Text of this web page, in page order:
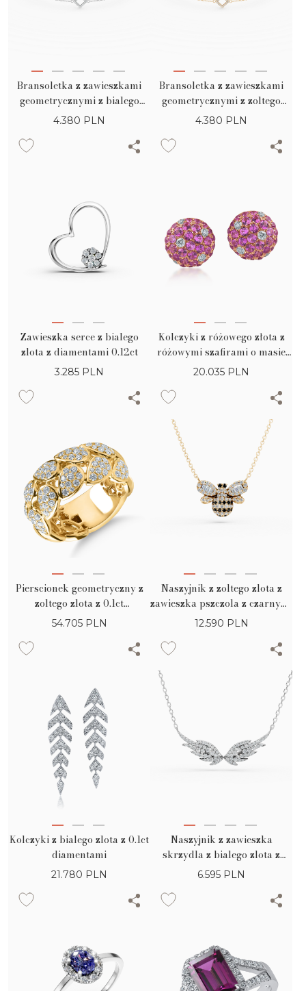
Bransoletka z zawieszkami
geometrycznymi z bialego
zlota z diamentami 0.1ct
4.380 PLN
Bransoletka z zawieszkami
geometrycznymi z zoltego
zlota z diamentami 0.1ct
4.380 PLN
Zawieszka serce z bialego
zlota z diamentami 0.12ct
3.285 PLN
Kolczyki z różowego złota z
różowymi szafirami o masie
0.8ct i diamentami o masie
20.035 PLN
Pierscionek geometryczny z
zoltego zlota z 0.1ct
diamentami
54.705 PLN
Naszyjnik z zoltego zlota z
zawieszka pszczola z czarnymi
diamentami i bezbarwnymi
12.590 PLN
Kolczyki z bialego zlota z 0.1ct
diamentami
21.780 PLN
Naszyjnik z zawieszka
skrzydla z bialego zlota z
0.39ct diamentami
6.595 PLN